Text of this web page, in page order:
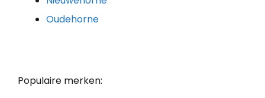
Oudehorne
Populaire merken: